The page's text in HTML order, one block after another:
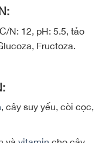
N: 12, pH: 5.5, tảo
Fructoza.
, cây suy yếu, còi cọc,